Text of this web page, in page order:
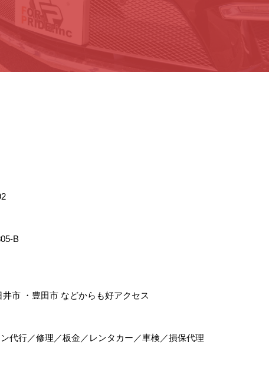
B
井市・ 豊田市などからも好アクセス
代行／修理／板金／レンタカー／車検／損保代理